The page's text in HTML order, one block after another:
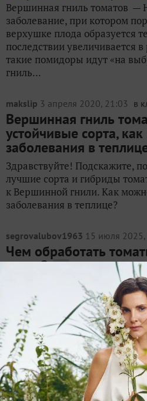
Вершинная гниль томатов —
заболевание, при котором
верхушке плода образуется
последствии увеличивается
такие помидоры идут «на
гниль...
makslip 3 апреля 2020, 21:03 в
Вершинная гниль
устойчивые сорта,
заболевания в
Здравствуйте! Подскажите,
лучшие сорта и гибриды
к Вершинной гнили. Как
заболевания в теплице?
segrovalubov1963 15 июля 2025,
Чем обработать
гнили?
Чем обработать томаты при
noldavan25 28 августа 2021,
В теплице томаты
гнилью. Чем
уборки растений? 7
Подскажите! В теплице
гнилью… Чем обработать